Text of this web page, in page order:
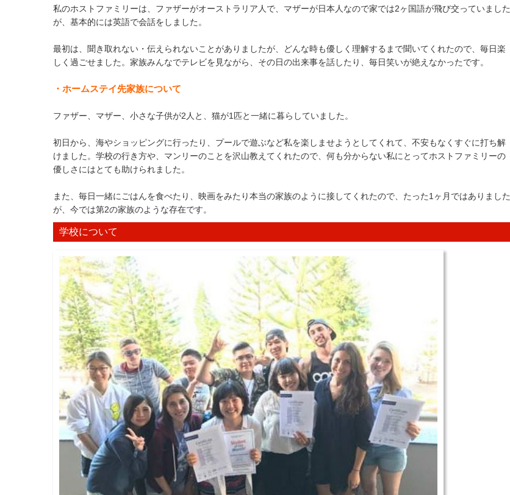
私のホストファミリーは、ファザーがオーストラリア人で、マザーが日本人なので家では2ヶ国語が飛び交っていました
が、基本的には英語で会話をしました。
最初は、聞き取れない・伝えられないことがありましたが、どんな時も優しく理解するまで聞いてくれたので、毎日楽
しく過ごせました。家族みんなでテレビを見ながら、その日の出来事を話したり、毎日笑いが絶えなかったです。
・ホームステイ先家族について
ファザー、マザー、小さな子供が2人と、猫が1匹と一緒に暮らしていました。
初日から、海やショッピングに行ったり、プールで遊ぶなど私を楽しませようとしてくれて、不安もなくすぐに打ち解
けました。学校の行き方や、マンリーのことを沢山教えてくれたので、何も分からない私にとってホストファミリーの
優しさにはとても助けられました。
また、毎日一緒にごはんを食べたり、映画をみたり本当の家族のように接してくれたので、たった1ヶ月ではありました
が、今では第2の家族のような存在です。
学校について